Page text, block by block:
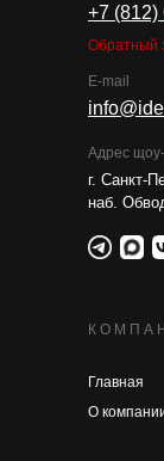
+7 (812)
E-mail
Адрес
Обратный
г. Санкт-
наб.
Главная
О